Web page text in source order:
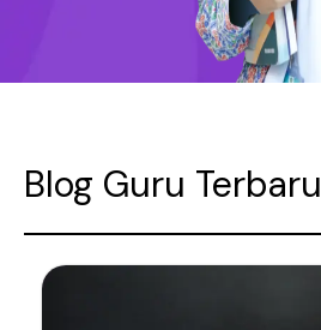
Blog Guru Terbaru